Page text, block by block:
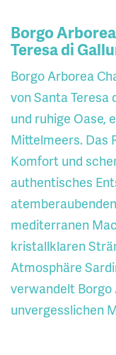
Borgo
Teresa di
Borgo Arborea
von Santa Teresa
und ruhige Oase,
Mittelmeers. Das
Komfort und
authentisches
mediterranen
kristallklaren
Atmosphäre
verwandelt
unvergesslichen